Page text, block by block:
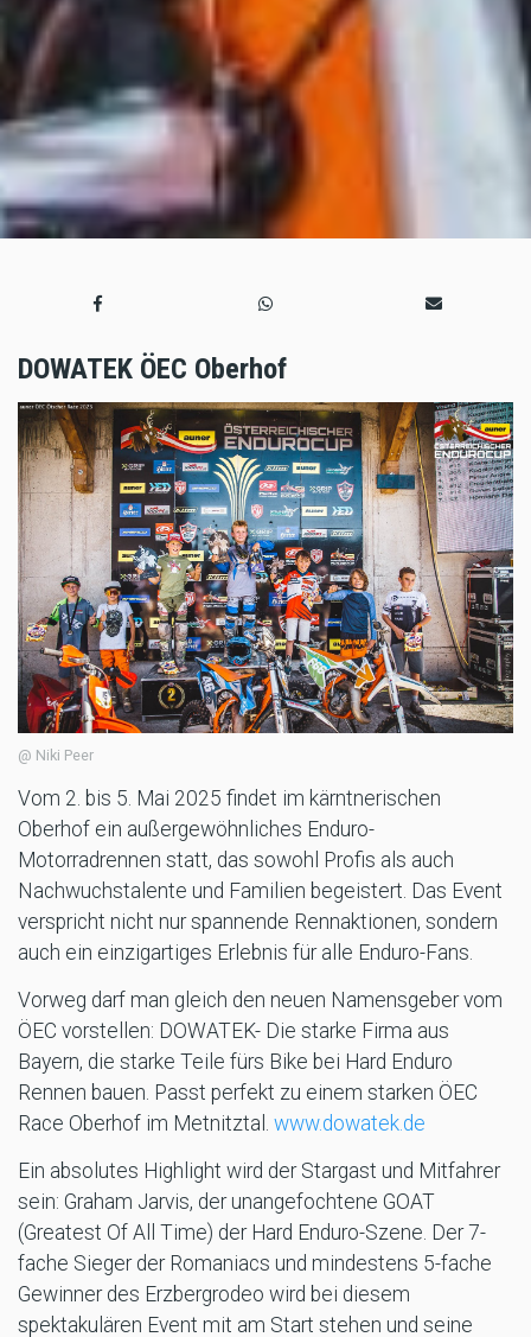
DOWATEK ÖEC Oberhof
@ Niki Peer
Vom 2. bis 5. Mai 2025 findet im kärntnerischen
Oberhof ein außergewöhnliches Enduro-
Motorradrennen statt, das sowohl Profis als auch
Nachwuchstalente und Familien begeistert. Das Event
verspricht nicht nur spannende Rennaktionen, sondern
auch ein einzigartiges Erlebnis für alle Enduro-Fans.
Vorweg darf man gleich den neuen Namensgeber vom
ÖEC vorstellen: DOWATEK- Die starke Firma aus
Bayern, die starke Teile fürs Bike bei Hard Enduro
Rennen bauen. Passt perfekt zu einem starken ÖEC
Race Oberhof im Metnitztal. www.dowatek.de
Ein absolutes Highlight wird der Stargast und Mitfahrer
sein: Graham Jarvis, der unangefochtene GOAT
(Greatest Of All Time) der Hard Enduro-Szene. Der 7-
fache Sieger der Romaniacs und mindestens 5-fache
Gewinner des Erzbergrodeo wird bei diesem
spektakulären Event mit am Start stehen und seine